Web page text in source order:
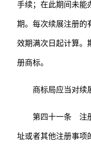
手续；在此期间未能
期。每次续展注册的
效期满次日起计算。
册商标。
商标局应当对续展
第四十一条 注册
址或者其他注册事项